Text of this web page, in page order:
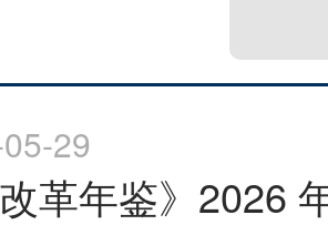
29
改革年鉴》2026